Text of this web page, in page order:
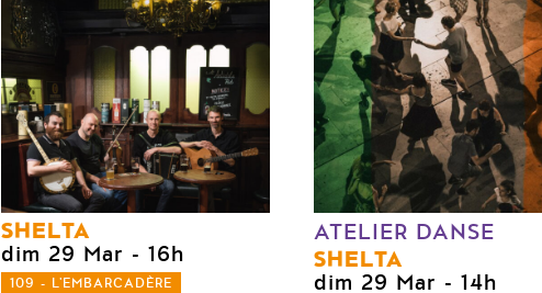
SHELTA
dim 29 Mar - 16h
109 - L'EMBARCADÈRE
ATELIER DANSE
SHELTA
dim 29 Mar - 14h